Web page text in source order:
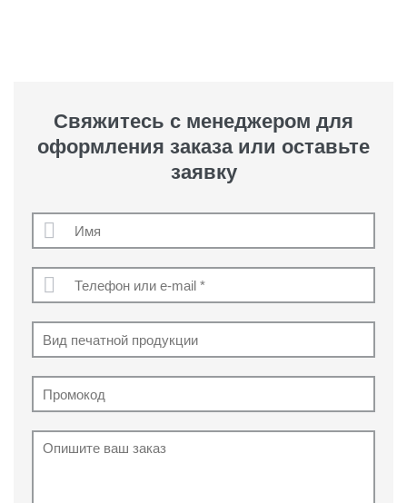
Свяжитесь с менеджером для
оформления заказа или оставьте
заявку